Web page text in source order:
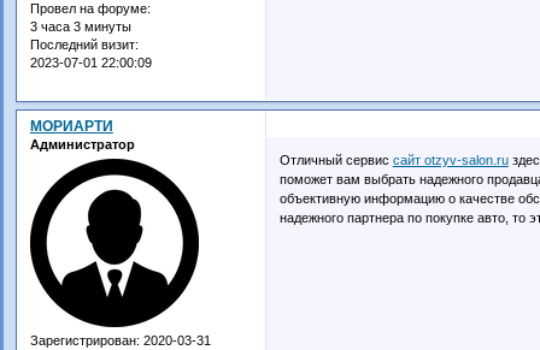
Провел на форуме:
3 часа 3 минуты
Последний визит:
2023-07-01 22:00:09
МОРИАРТИ
Администратор
Зарегистрирован: 2020-03-31
Отличный сервис сайт otzyv-salon.ru
поможет вам выбрать надежного
объективную информацию о качестве
надежного партнера по покупке авто,